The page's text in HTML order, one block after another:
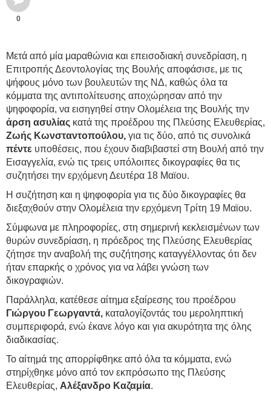
0
Μετά από μία μαραθώνια και επεισοδιακή συνεδρίαση, η
Επιτροπής Δεοντολογίας της Βουλής αποφάσισε, με τις
ψήφους μόνο των βουλευτών της ΝΔ, καθώς όλα τα
κόμματα της αντιπολίτευσης αποχώρησαν από την
ψηφοφορία, να εισηγηθεί στην Ολομέλεια της Βουλής την
άρση ασυλίας κατά της προέδρου της Πλεύσης Ελευθερίας,
Ζωής Κωνσταντοπούλου, για τις δύο, από τις συνολικά
πέντε υποθέσεις, που έχουν διαβιβαστεί στη Βουλή από την
Εισαγγελία, ενώ τις τρεις υπόλοιπες δικογραφίες θα τις
συζητήσει την ερχόμενη Δευτέρα 18 Μαϊου.
Η συζήτηση και η ψηφοφορία για τις δύο δικογραφίες θα
διεξαχθούν στην Ολομέλεια την ερχόμενη Τρίτη 19 Μαϊου.
Σύμφωνα με πληροφορίες, στη σημερινή κεκλεισμένων των
θυρών συνεδρίαση, η πρόεδρος της Πλεύσης Ελευθερίας
ζήτησε την αναβολή της συζήτησης καταγγέλλοντας ότι δεν
ήταν επαρκής ο χρόνος για να λάβει γνώση των
δικογραφιών.
Παράλληλα, κατέθεσε αίτημα εξαίρεσης του προέδρου
Γιώργου Γεωργαντά, καταλογίζοντάς του μεροληπτική
συμπεριφορά, ενώ έκανε λόγο και για ακυρότητα της όλης
διαδικασίας.
Το αίτημά της απορρίφθηκε από όλα τα κόμματα, ενώ
στηρίχθηκε μόνο από τον εκπρόσωπο της Πλεύσης
Ελευθερίας, Αλέξανδρο Καζαμία.